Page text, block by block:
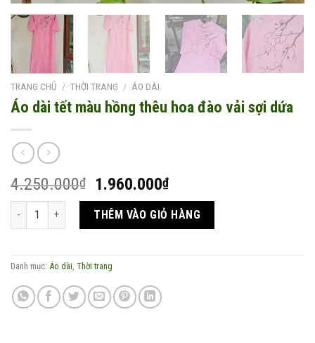
TRANG CHỦ / THỜI TRANG / ÁO DÀI
Áo dài tết màu hồng thêu hoa đào vải sợi dứa
4.250.000₫
Giá
gốc
là:
4.250.000₫.
1.960.000₫Giá
hiện
tại
là:
1.960.000₫.
Áo dài tết màu hồng thêu hoa đào vải sợi dứa số lượng
THÊM VÀO GIỎ HÀNG
Danh mục: Áo dài Thời trang